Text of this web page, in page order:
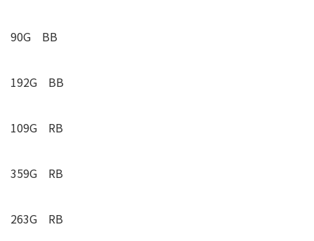
90G BB
192G BB
109G RB
359G RB
263G RB